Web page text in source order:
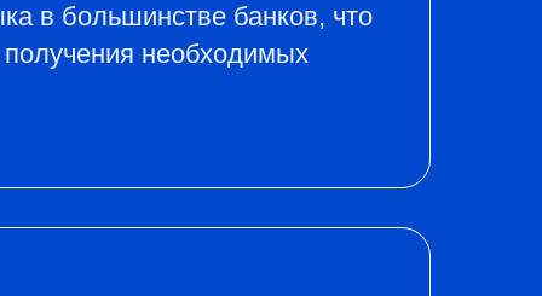
в большинстве банков, что
необходимых